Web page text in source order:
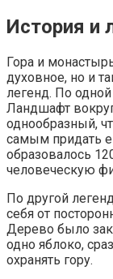
История и
Гора и
духовное, но и
легенд. По
Ландшафт
однообразный,
самым придать
образовалось
человеческую
По другой
себя от
Дерево было
одно яблоко,
охранять гору.